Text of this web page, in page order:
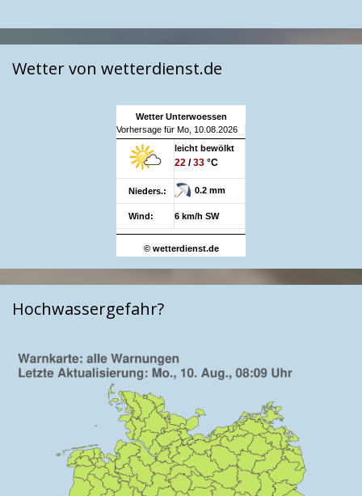
Wetter von wetterdienst.de
Wetter Unterwoessen
Vorhersage für Mo, 10.08.2026
leicht bewölkt
22 /33 °C
Nieders.: 0.2 mm
Wind: 6 km/h SW
© wetterdienst.de
Hochwassergefahr?